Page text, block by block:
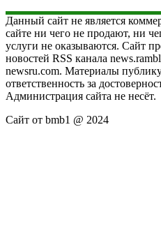
Данный сайт не является
сайте ни чего не продают, ни
услуги не оказываются. Сайт
новостей RSS канала
newsru.com. Материалы
ответственность за
Администрация сайта не несёт.
Сайт от bmb1 @ 2024